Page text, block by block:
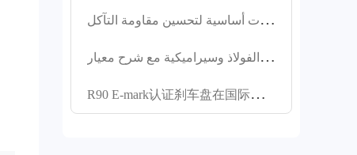
المضادة للصدأ الصدأ
المتانة، وتتوافق مع
مجموعة واسعة من
الألوان. المنتج حاصل
ت
قنية طلاء قرص الفرامل المقاومة للصدأ: كشف 3 عمليات أساسية لتحسين مقاومة التآكل
ا
ختيار مادة وسادات فرامل الشاحنات الثقيلة: مقارنة شبه معدنية ومنخفضة الفولاذ وسيراميكية مع شرح معيار E‑MARK R90
R
90 E-mark认证刹车盘在国际法规下的测试标准与合规性分析